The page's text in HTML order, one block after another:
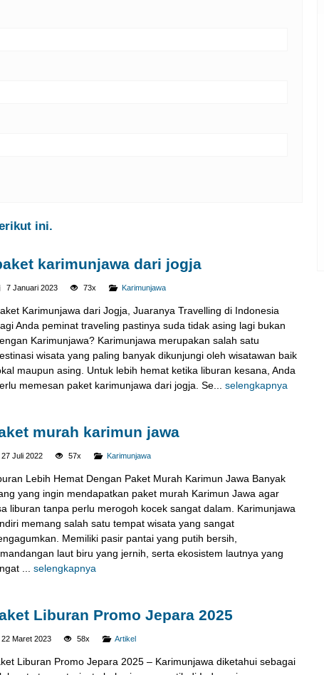
ini.
karimunjawa dari jogja
7 Januari 2023 73x Karimunjawa
Karimunjawa dari Jogja, Juaranya Travelling di Indonesia
Anda peminat traveling pastinya suda tidak asing lagi bukan
Karimunjawa? Karimunjawa merupakan salah satu
wisata yang paling banyak dikunjungi oleh wisatawan baik
maupun asing. Untuk lebih hemat ketika liburan kesana, Anda
memesan paket karimunjawa dari jogja. Se... selengkapnya
murah karimun jawa
27 Juli 2022 57x Karimunjawa
Lebih Hemat Dengan Paket Murah Karimun Jawa Banyak
yang ingin mendapatkan paket murah Karimun Jawa agar
liburan tanpa perlu merogoh kocek sangat dalam. Karimunjawa
memang salah satu tempat wisata yang sangat
Memiliki pasir pantai yang putih bersih,
laut biru yang jernih, serta ekosistem lautnya yang
... selengkapnya
Liburan Promo Jepara 2025
22 Maret 2023 58x Artikel
Liburan Promo Jepara 2025 – Karimunjawa diketahui sebagai